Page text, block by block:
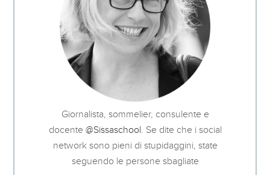
Giornalista, sommelier, consulente e
docente @Sissaschool . Se dite che i social
network sono pieni di stupidaggini, state
seguendo le persone sbagliate